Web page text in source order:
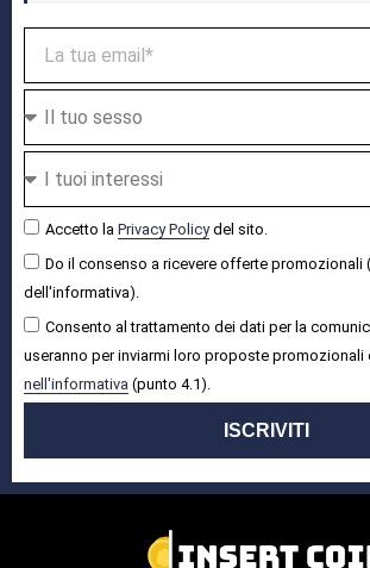
Accetto la Privacy Policydel sito.
Do il consenso a ricevere offerte promozionali
dell'informativa).
Consento al trattamento dei dati per la
useranno per inviarmi loro proposte promozionali
nell'informativa (punto 4.1).
ISCRIVITI